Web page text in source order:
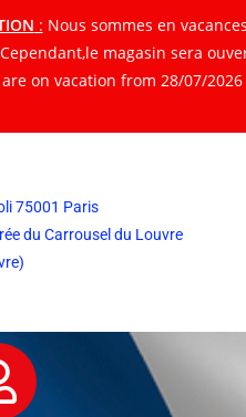
: Nous sommes en
Cependant,le magasin sera
are on vacation from 28/07/
75001 Paris
du Carrousel du Louvre